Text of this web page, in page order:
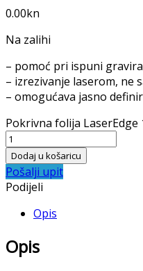
0.00kn
Na zalihi
– pomoć pri ispuni
– izrezivanje laserom, ne
– omogućava jasno
Pokrivna folija LaserEdge
Dodaj u košaricu
Pošalji upit
Podijeli
Opis
Opis